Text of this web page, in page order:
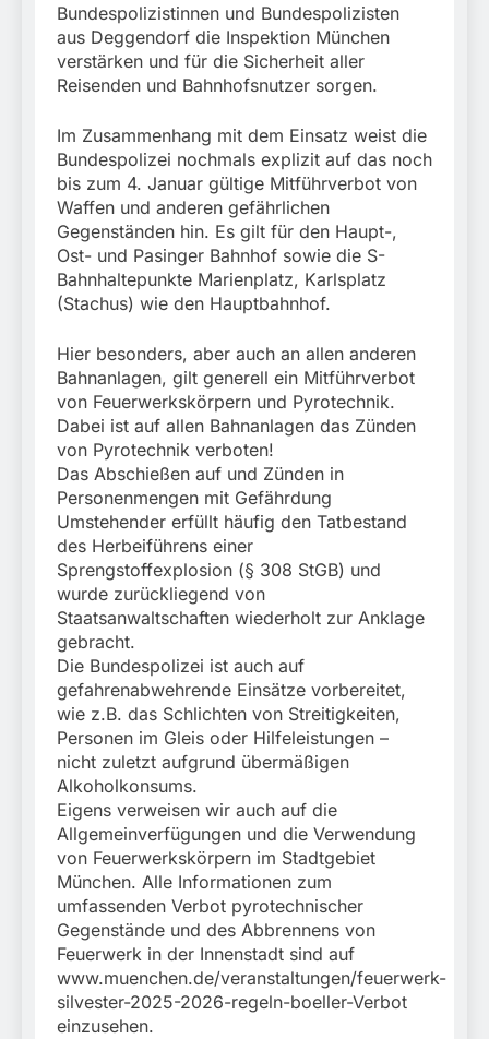
führt zur Sicherstellung
unversteuerter Zigaretten
und Einleitung eines
Steuerstrafverfahrens
Kraftfahrzeug über die
Grenze
eingereist/Bundespolizei
stellt Auto sicher
3. August 2026
Bundespolizistinnen und Bundespolizisten
aus Deggendorf die Inspektion München
verstärken und für die Sicherheit aller
Reisenden und Bahnhofsnutzer sorgen.
Im Zusammenhang mit dem Einsatz weist die
Bundespolizei nochmals explizit auf das noch
bis zum 4. Januar gültige Mitführverbot von
Waffen und anderen gefährlichen
Gegenständen hin. Es gilt für den Haupt-,
Ost- und Pasinger Bahnhof sowie die S-
Bahnhaltepunkte Marienplatz, Karlsplatz
(Stachus) wie den Hauptbahnhof.
Hier besonders, aber auch an allen anderen
Bahnanlagen, gilt generell ein Mitführverbot
von Feuerwerkskörpern und Pyrotechnik.
Dabei ist auf allen Bahnanlagen das Zünden
von Pyrotechnik verboten!
Das Abschießen auf und Zünden in
Personenmengen mit Gefährdung
Umstehender erfüllt häufig den Tatbestand
des Herbeiführens einer
Sprengstoffexplosion (§ 308 StGB) und
wurde zurückliegend von
Staatsanwaltschaften wiederholt zur Anklage
gebracht.
Die Bundespolizei ist auch auf
gefahrenabwehrende Einsätze vorbereitet,
wie z.B. das Schlichten von Streitigkeiten,
Personen im Gleis oder Hilfeleistungen –
nicht zuletzt aufgrund übermäßigen
Alkoholkonsums.
Eigens verweisen wir auch auf die
Allgemeinverfügungen und die Verwendung
von Feuerwerkskörpern im Stadtgebiet
München. Alle Informationen zum
umfassenden Verbot pyrotechnischer
Gegenstände und des Abbrennens von
Feuerwerk in der Innenstadt sind auf
www.muenchen.de/veranstaltungen/feuerwerk-
silvester-2025-2026-regeln-boeller-Verbot
einzusehen.